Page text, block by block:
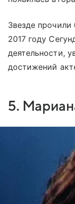
Звезде
2017 году
деятельности,
достижений
5.